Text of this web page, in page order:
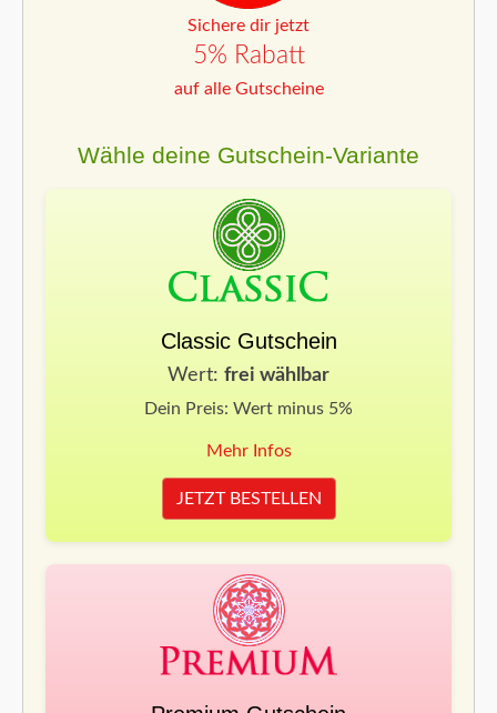
Sichere dir jetzt
5% Rabatt
auf alle Gutscheine
Wähle deine Gutschein-Variante
Classic Gutschein
Wert: frei wählbar
Dein Preis: Wert minus 5%
Mehr Infos
JETZT BESTELLEN